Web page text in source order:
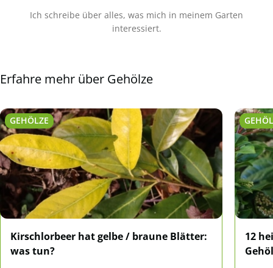
Ich schreibe über alles, was mich in meinem Garten
interessiert.
Erfahre mehr über Gehölze
GEHÖLZE
Kirschlorbeer hat gelbe / braune Blätter:
was tun?
12